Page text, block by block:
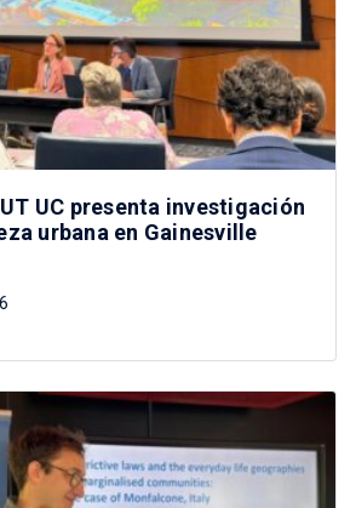
UC presenta investigación
urbana en Gainesville